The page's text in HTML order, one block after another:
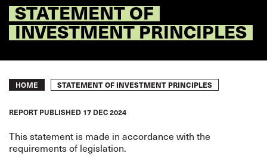
STATEMENT OF
INVESTMENT PRINCIPLES
Breadcrumb
HOME STATEMENT OF INVESTMENT PRINCIPLES
REPORT PUBLISHED 17 DEC 2024
This statement is made in accordance with the
requirements of legislation.